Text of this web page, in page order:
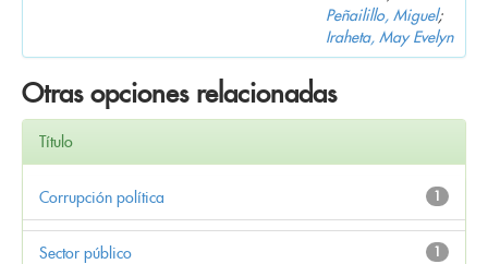
Peñailillo, Miguel;
Iraheta, May Evelyn
Otras opciones relacionadas
Título
1
Corrupción política
1
Sector público